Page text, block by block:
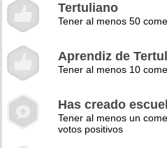
Tertuliano
Tener al menos 50
Aprendiz de
Tener al menos 10
Has creado
Tener al menos un
votos positivos